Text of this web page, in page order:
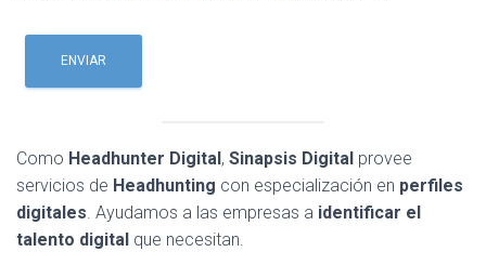
Como Headhunter Digital , Sinapsis Digital provee
servicios de Headhunting con especialización en perfiles
digitales. Ayudamos a las empresas a identificar el
talento digital que necesitan.